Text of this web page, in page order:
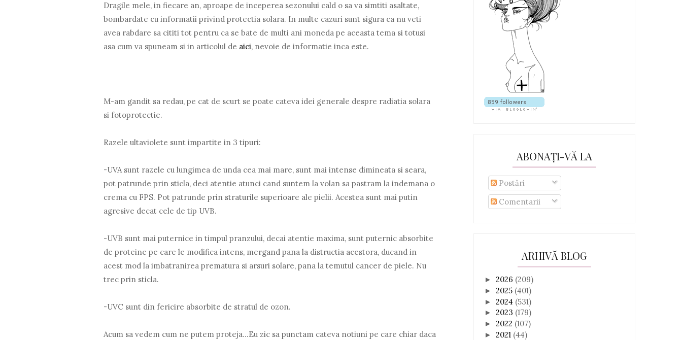
Dragile mele, in fiecare an, aproape de inceperea sezonului cald o sa va simtiti asaltate,
bombardate cu informatii privind protectia solara. In multe cazuri sunt sigura ca nu veti
avea rabdare sa cititi tot pentru ca se bate de multi ani moneda pe aceasta tema si totusi
asa cum va spuneam si in articolul de aici, nevoie de informatie inca este.
M-am gandit sa redau, pe cat de scurt se poate cateva idei generale despre radiatia solara
si fotoprotectie.
Razele ultaviolete sunt impartite in 3 tipuri:
-UVA sunt razele cu lungimea de unda cea mai mare, sunt mai intense dimineata si seara,
pot patrunde prin sticla, deci atentie atunci cand suntem la volan sa pastram la indemana o
crema cu FPS. Pot patrunde prin straturile superioare ale pielii. Acestea sunt mai putin
agresive decat cele de tip UVB.
-UVB sunt mai puternice in timpul pranzului, decai atentie maxima, sunt puternic absorbite
de proteine pe care le modifica intens, mergand pana la distructia acestora, ducand in
acest mod la imbatranirea prematura si arsuri solare, pana la temutul cancer de piele. Nu
trec prin sticla.
-UVC sunt din fericire absorbite de stratul de ozon.
Acum sa vedem cum ne putem proteja...Eu zic sa punctam cateva notiuni pe care chiar daca
ABONAȚI-VĂ LA
Postări
Comentarii
ARHIVĂ BLOG
► 2026 (209)
► 2025 (401)
► 2024 (531)
► 2023 (179)
► 2022 (107)
► 2021 (44)